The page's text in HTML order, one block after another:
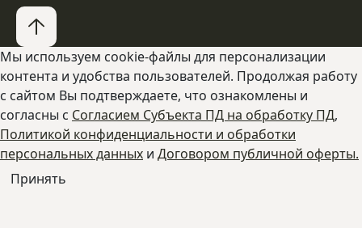
Мы используем cookie-файлы для персонализации
контента и удобства пользователей. Продолжая работу
с сайтом Вы подтверждаете, что ознакомлены и
согласны с Согласием Субъекта ПД на обработку ПД,
Политикой конфиденциальности и обработки
персональных данных и Договором публичной оферты.
Принять